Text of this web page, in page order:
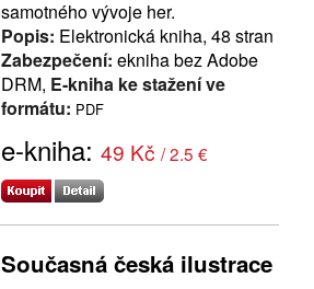
samotného vývoje her.
Popis: Elektronická kniha, 48 stran
Zabezpečení: ekniha bez Adobe
DRM, E-kniha ke stažení ve
formátu: PDF
e-kniha: 49 Kč / 2.5 €
Současná česká ilustrace